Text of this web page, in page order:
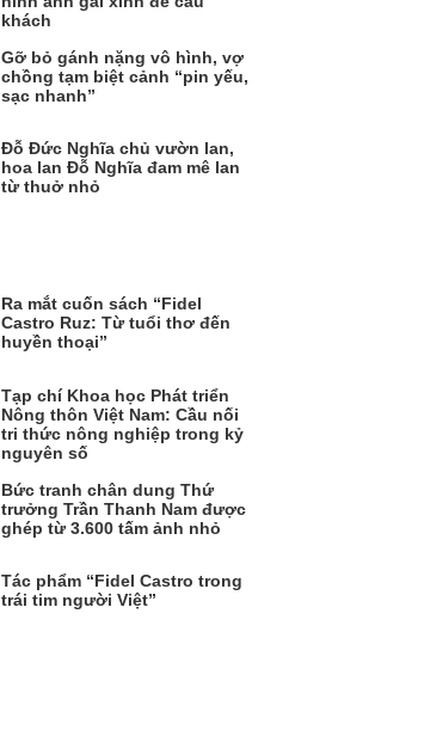
khách
Gỡ bỏ gánh nặng vô hình, vợ
chồng tạm biệt cảnh “pin yếu,
sạc nhanh”
Đỗ Đức Nghĩa chủ vườn lan,
hoa lan Đỗ Nghĩa đam mê lan
từ thuở nhỏ
Ra mắt cuốn sách “Fidel
Castro Ruz: Từ tuổi thơ đến
huyền thoại”
Tạp chí Khoa học Phát triển
Nông thôn Việt Nam: Cầu nối
tri thức nông nghiệp trong kỷ
nguyên số
Bức tranh chân dung Thứ
trưởng Trần Thanh Nam được
ghép từ 3.600 tấm ảnh nhỏ
Tác phẩm “Fidel Castro trong
trái tim người Việt”